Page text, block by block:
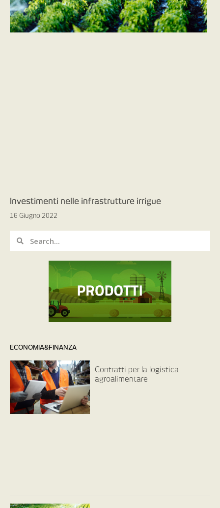
Investimenti nelle infrastrutture irrigue
16 Giugno 2022
ECONOMIA&FINANZA
Contratti per la logistica
agroalimentare